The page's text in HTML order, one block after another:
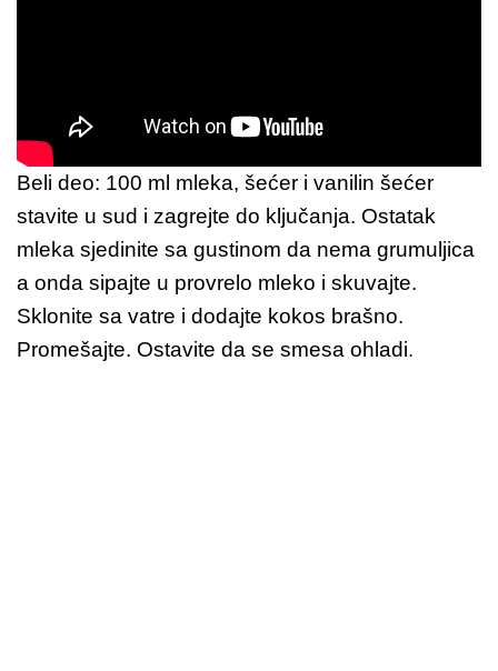
Beli deo: 100 ml mleka, šećer i vanilin šećer
stavite u sud i zagrejte do ključanja. Ostatak
mleka sjedinite sa gustinom da nema grumuljica
a onda sipajte u provrelo mleko i skuvajte.
Sklonite sa vatre i dodajte kokos brašno.
Promešajte. Ostavite da se smesa ohladi.